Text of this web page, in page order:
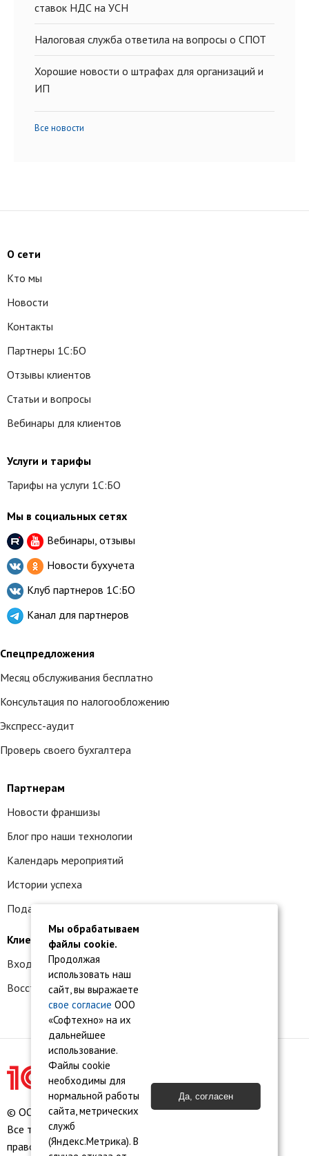
ставок НДС на УСН
Налоговая служба ответила на вопросы о СПОТ
Хорошие новости о штрафах для организаций и
ИП
Все новости
О сети
Кто мы
Новости
Контакты
Партнеры 1С:БО
Отзывы клиентов
Статьи и вопросы
Вебинары для клиентов
Услуги и тарифы
Тарифы на услуги 1С:БО
Мы в социальных сетях
Вебинары, отзывы
Новости бухучета
Клуб партнеров 1С:БО
Канал для партнеров
Спецпредложения
Месяц обслуживания бесплатно
Консультация по налогообложению
Экспресс-аудит
Проверь своего бухгалтера
Партнерам
Новости франшизы
Блог про наши технологии
Календарь мероприятий
Истории успеха
Подать заявку на франшизу
Клиентам
Вход в личный кабинет
Восстановление доступа к сервису 1С:БО
© ООО «Софтехно» Все права защищены.
Все торговые марки являются собственностью их
правообладателей.
Мы обрабатываем
файлы cookie.
Продолжая
использовать наш
сайт, вы выражаете
свое согласие ООО
«Софтехно» на их
дальнейшее
использование.
Файлы cookie
необходимы для
нормальной работы
сайта, метрических
служб
(Яндекс.Метрика). В
Да, согласен